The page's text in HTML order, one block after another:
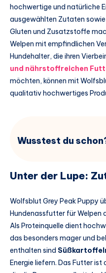
hochwertige und natürliche
ausgewählten Zutaten
Gluten und Zusatzstoffe
Welpen mit empfindlichen
Hundehalter, die ihren
und nährstoffreichen
möchten, können mit
qualitativ hochwertiges
Wusstest du
Unter der Lupe:
Wolfsblut Grey Peak Puppy
Hundenassfutter für Welpen
Als Proteinquelle dient
das besonders mager und
enthalten sind
Energie liefern. Das Futter